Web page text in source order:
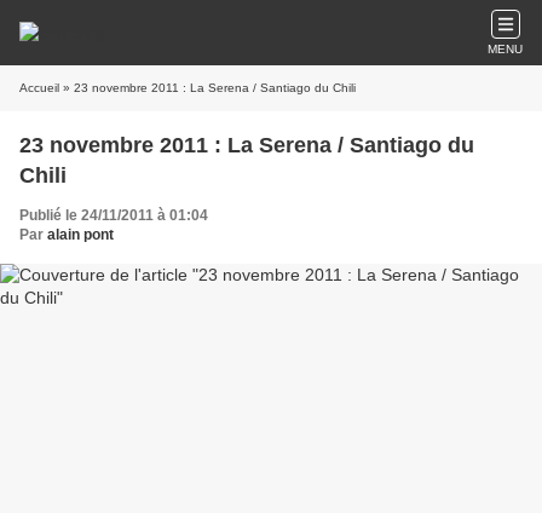
MENU
Accueil » 23 novembre 2011 : La Serena / Santiago du Chili
23 novembre 2011 : La Serena / Santiago du
Chili
Publié le 24/11/2011 à 01:04
Par alain pont